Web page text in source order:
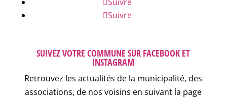
Suivre
SUIVEZ VOTRE COMMUNE SUR FACEBOOK ET
INSTAGRAM
Retrouvez les actualités de la municipalité, des
associations, de nos voisins en suivant la page